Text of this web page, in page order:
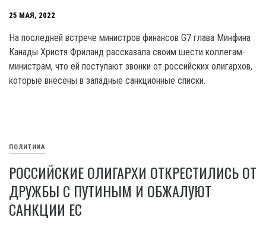
25 МАЯ, 2022
На последней встрече министров финансов G7 глава Минфина
Канады Христя Фриланд рассказала своим шести коллегам-
министрам, что ей поступают звонки от российских олигархов,
которые внесены в западные санкционные списки.
ПОЛИТИКА
РОССИЙСКИЕ ОЛИГАРХИ ОТКРЕСТИЛИСЬ ОТ
ДРУЖБЫ С ПУТИНЫМ И ОБЖАЛУЮТ
САНКЦИИ ЕС